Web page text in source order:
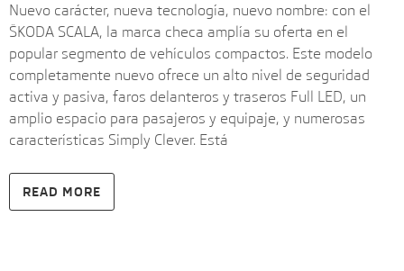
Nuevo carácter, nueva tecnología, nuevo nombre: con el
ŠKODA SCALA, la marca checa amplía su oferta en el
popular segmento de vehículos compactos. Este modelo
completamente nuevo ofrece un alto nivel de seguridad
activa y pasiva, faros delanteros y traseros Full LED, un
amplio espacio para pasajeros y equipaje, y numerosas
características Simply Clever. Está
READ MORE